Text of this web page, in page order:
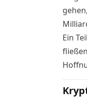
Ein